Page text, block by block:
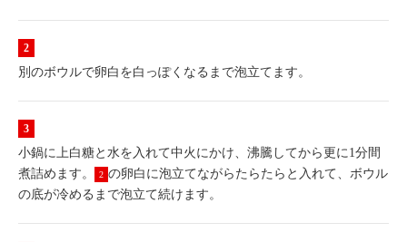
別のボウルで卵白を白っぽくなるまで泡立てます。
小鍋に上白糖と水を入れて中火にかけ、沸騰してから更に1分間
煮詰めます。
2 の卵白に泡立てながらたらたらと入れて、ボウル
の底が冷めるまで泡立て続けます。